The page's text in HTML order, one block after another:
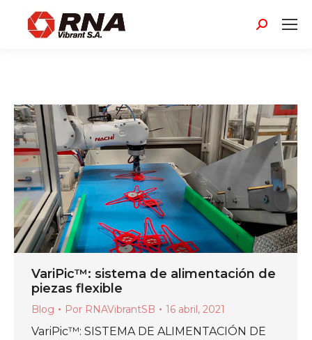
Buscar:
VariPic™: sistema de alimentación de
piezas flexible
Blog Por RNAVibrantSB 16 abril, 2021
VariPic™: SISTEMA DE ALIMENTACIÓN DE